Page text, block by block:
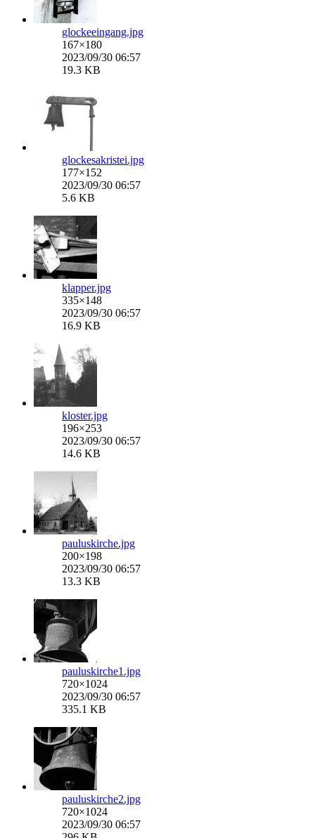
glockeeingang.jpg
167×180
2023/09/30 06:57
19.3 KB
glockesakristei.jpg
177×152
2023/09/30 06:57
5.6 KB
klapper.jpg
335×148
2023/09/30 06:57
16.9 KB
kloster.jpg
196×253
2023/09/30 06:57
14.6 KB
pauluskirche.jpg
200×198
2023/09/30 06:57
13.3 KB
pauluskirche1.jpg
720×1024
2023/09/30 06:57
335.1 KB
pauluskirche2.jpg
720×1024
2023/09/30 06:57